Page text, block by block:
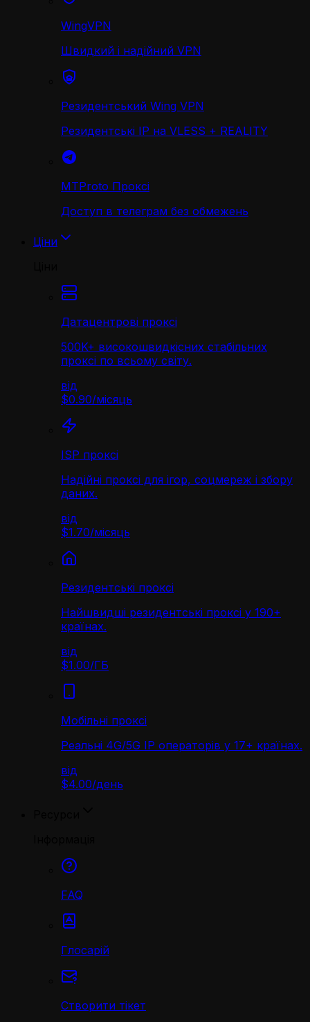
WingVPN
Швидкий і надійний VPN
Резидентський Wing VPN
Резидентські IP на VLESS + REALITY
MTProto Проксі
Доступ в телеграм без обмежень
Ціни
Датацентрові проксі
500K+ високошвидкісних стабільних
проксі по всьому світу.
від
$0.90/місяць
ISP проксі
Надійні проксі для ігор, соцмереж і збору
даних.
від
$1.70/місяць
Резидентські проксі
Найшвидші резидентські проксі у 190+
країнах.
від
$1.00/ГБ
Мобільні проксі
Реальні 4G/5G IP операторів у 17+ країнах.
від
$4.00/день
FAQ
Глосарій
Створити тікет